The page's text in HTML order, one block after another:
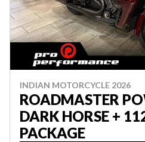
INDIAN MOTORCYCLE 2026
ROADMASTER
DARK HORSE +
PACKAGE